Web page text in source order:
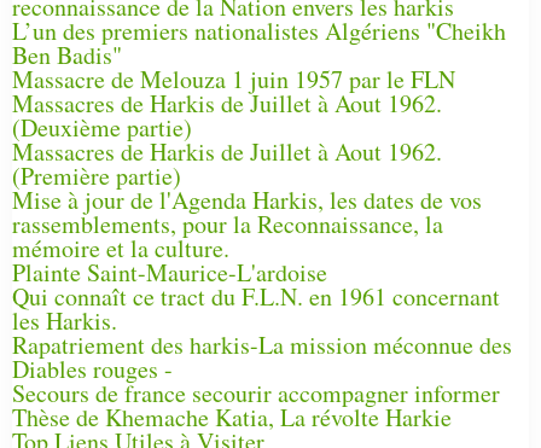
reconnaissance de la Nation envers les harkis
L’un des premiers nationalistes Algériens "Cheikh
Ben Badis"
Massacre de Melouza 1 juin 1957 par le FLN
Massacres de Harkis de Juillet à Aout 1962.
(Deuxième partie)
Massacres de Harkis de Juillet à Aout 1962.
(Première partie)
Mise à jour de l'Agenda Harkis, les dates de vos
rassemblements, pour la Reconnaissance, la
mémoire et la culture.
Plainte Saint-Maurice-L'ardoise
Qui connaît ce tract du F.L.N. en 1961 concernant
les Harkis.
Rapatriement des harkis-La mission méconnue des
Diables rouges -
Secours de france secourir accompagner informer
Thèse de Khemache Katia, La révolte Harkie